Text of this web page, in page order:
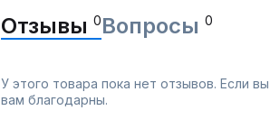
Отзывы 0Вопросы 0
У этого товара пока нет отзывов. Если
вам благодарны.